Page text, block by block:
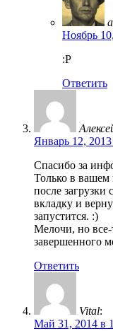
Ноябрь
:P
Ответить
Январь 12,
Спасибо за
Только в вашем
после
вкладку и
запустится. :)
Мелочи, но все-
завершенного
Ответить
Vital:
Май 31, 2014 в